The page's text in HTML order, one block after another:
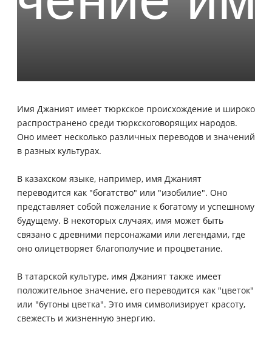
Имя Джаният имеет тюркское происхождение и широко
распространено среди тюркскоговорящих народов.
Оно имеет несколько различных переводов и значений
в разных культурах.
В казахском языке, например, имя Джаният
переводится как "богатство" или "изобилие". Оно
представляет собой пожелание к богатому и успешному
будущему. В некоторых случаях, имя может быть
связано с древними персонажами или легендами, где
оно олицетворяет благополучие и процветание.
В татарской культуре, имя Джаният также имеет
положительное значение, его переводится как "цветок"
или "бутоны цветка". Это имя символизирует красоту,
свежесть и жизненную энергию.